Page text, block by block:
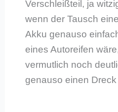
Verschleißteil, ja
wenn der Tausch
Akku genauso
eines Autoreifen
vermutlich noch
genauso einen